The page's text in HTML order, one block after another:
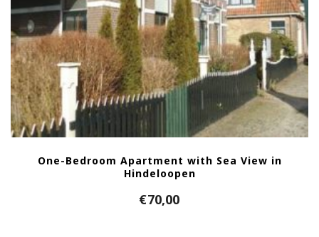
One-Bedroom Apartment with Sea View in
Hindeloopen
€70,00